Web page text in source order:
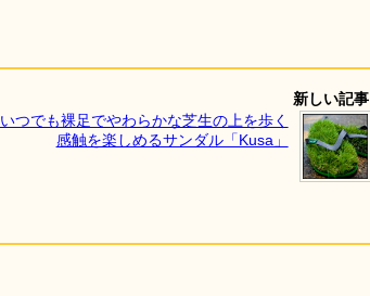
新しい記事
いつでも裸足でやわらかな芝生の上を歩く
感触を楽しめるサンダル「Kusa」